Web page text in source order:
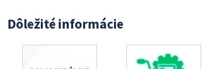
Dôležité informácie